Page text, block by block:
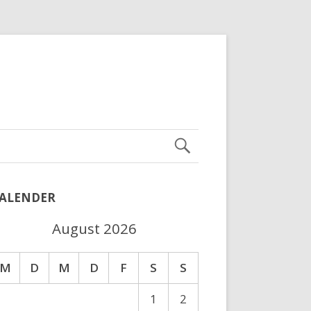
August 2026
M D M D F S
S
1
2